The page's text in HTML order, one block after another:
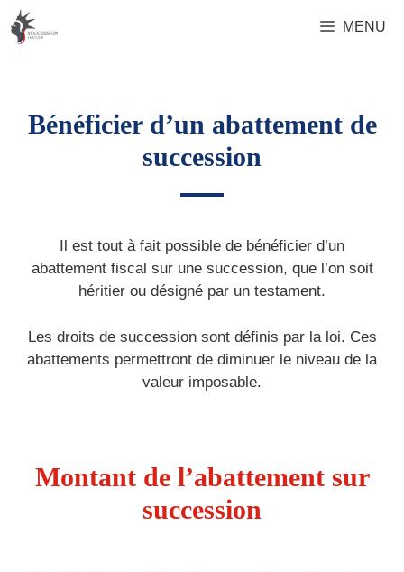
Aller
au
MENU
Bénéficier d’un abattement de
succession
Il est tout à fait possible de bénéficier d’un
abattement fiscal sur une succession, que l’on soit
héritier ou désigné par un testament.
Les droits de succession sont définis par la loi. Ces
abattements permettront de diminuer le niveau de la
valeur imposable.
Montant de l’abattement sur
succession